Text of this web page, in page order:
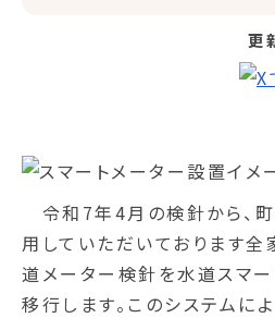
更
令和7年4月の検針から、
用していただいております
道メーター検針を水道スマ
移行します。このシステムに